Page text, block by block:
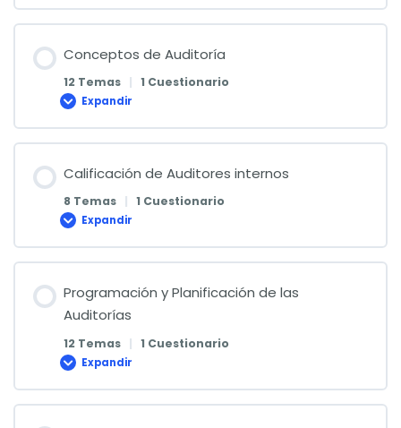
gestión
de
calidad,
según
9001:2015
Conceptos de Auditoría
12 Temas | 1 Cuestionario
Expandir
Conceptos
Auditoría
Calificación de Auditores internos
8 Temas | 1 Cuestionario
Expandir
Calificación
Auditores
internos
Programación y Planificación de las
Auditorías
12 Temas | 1 Cuestionario
Expandir
Programación
Planificación
de